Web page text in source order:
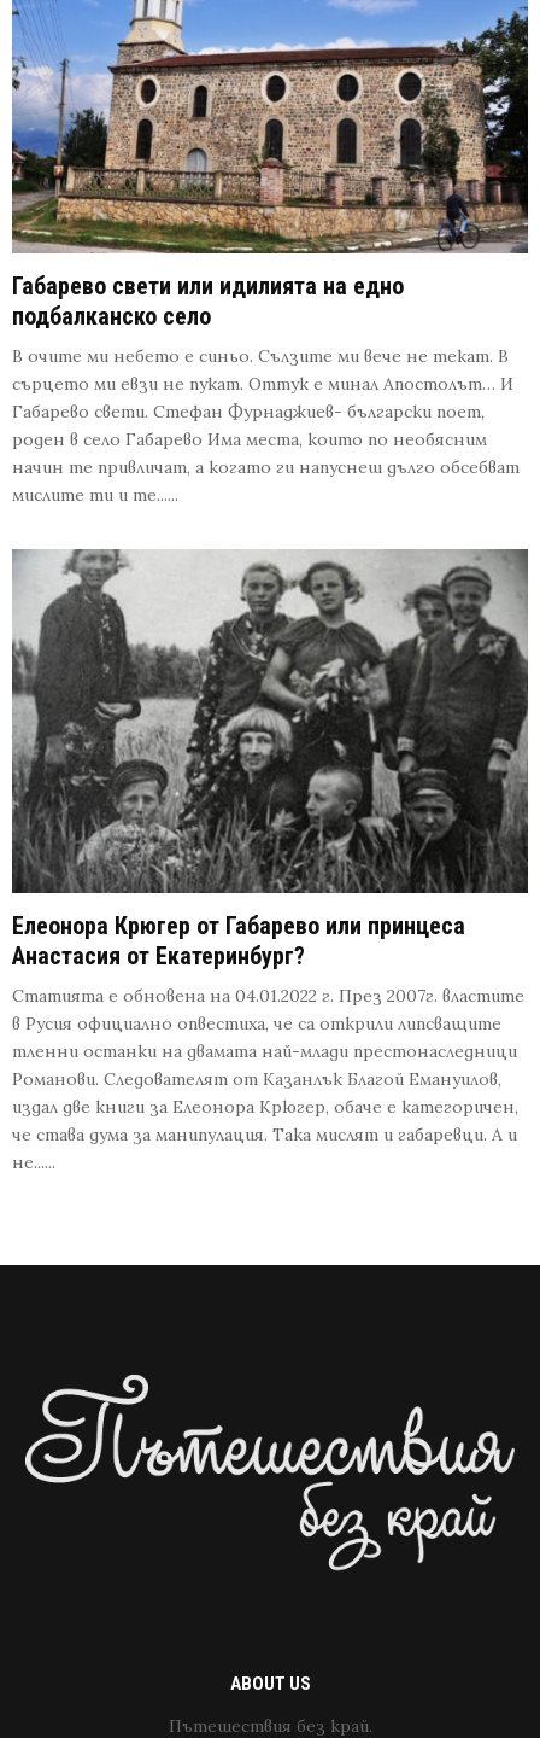
Габарево свети или идилията на едно
подбалканско село
В очите ми небето е синьо. Сълзите ми вече не текат. В
сърцето ми евзи не пукат. Оттук е минал Апостолът… И
Габарево свети. Стефан Фурнаджиев- български поет,
роден в село Габарево Има места, които по необясним
начин те привличат, а когато ги напуснеш дълго обсебват
мислите ти и те......
Елеонора Крюгер от Габарево или принцеса
Анастасия от Екатеринбург?
Статията е обновена на 04.01.2022 г. През 2007г. властите
в Русия официално опвестиха, че са открили липсващите
тленни останки на двамата най-млади престонаследници
Романови. Следователят от Казанлък Благой Емануилов,
издал две книги за Елеонора Крюгер, обаче е категоричен,
че става дума за манипулация. Така мислят и габаревци. А и
не......
ABOUT US
Пътешествия без край.